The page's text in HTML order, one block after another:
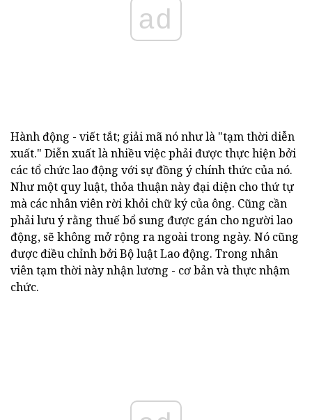
ad
Hành động - viết tắt; giải mã nó như là "tạm thời diễn
xuất." Diễn xuất là nhiều việc phải được thực hiện bởi
các tổ chức lao động với sự đồng ý chính thức của nó.
Như một quy luật, thỏa thuận này đại diện cho thứ tự
mà các nhân viên rời khỏi chữ ký của ông. Cũng cần
phải lưu ý rằng thuế bổ sung được gán cho người lao
động, sẽ không mở rộng ra ngoài trong ngày. Nó cũng
được điều chỉnh bởi Bộ luật Lao động. Trong nhân
viên tạm thời này nhận lương - cơ bản và thực nhậm
chức.